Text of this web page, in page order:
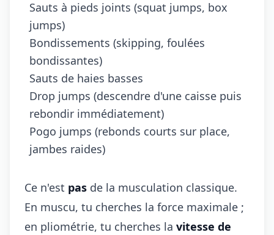
Sauts à pieds joints (squat jumps, box
jumps)
Bondissements (skipping, foulées
bondissantes)
Sauts de haies basses
Drop jumps (descendre d'une caisse puis
rebondir immédiatement)
Pogo jumps (rebonds courts sur place,
jambes raides)
Ce n'est pas de la musculation classique.
En muscu, tu cherches la force maximale ;
en pliométrie, tu cherches la vitesse de